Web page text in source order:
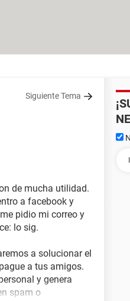
Siguiente Tema
de mucha utilidad.
a facebook y
pidio mi correo y
lo sig.
a solucionar el
a tus amigos.
y genera
spam o